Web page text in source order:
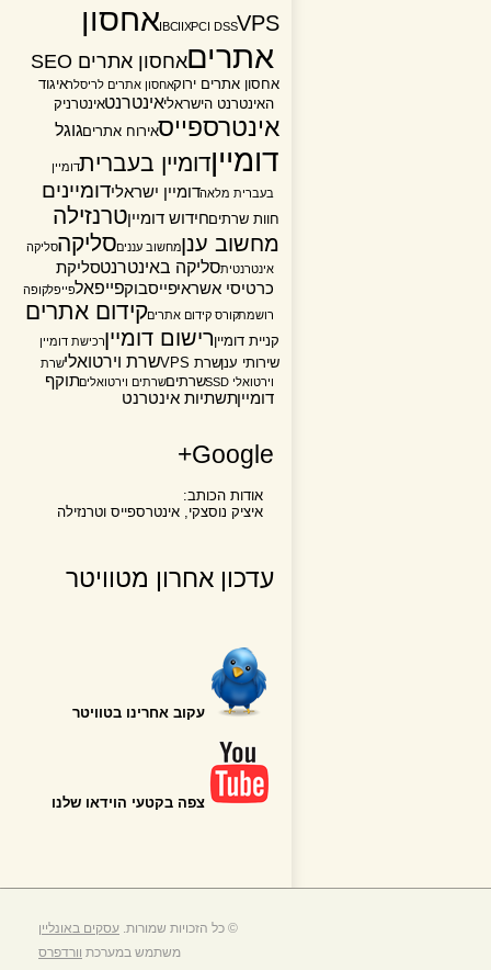
IBCIIXPCI DSSVPS
אחסון
אתריםאחסון אתרים SEO
אחסון אתרים ירוק אחסון אתרים לריסלראיגוד
האינטרנט הישראליאינטרנטאינטרניק
אינטרספייס אירוח אתריםגוגל
דומייןדומיין בעבריתדומיין
בעברית מלאהדומיין ישראלידומיינים
חוות שרתיםחידוש דומייןטרנזילה
מחשוב ענןמחשוב ענניםסליקהסליקה
אינטרנטיתסליקה באינטרנטסליקת
כרטיסי אשראיפייסבוקפייפאלפייפלקופה
רושמתקורס קידום אתריםקידום אתרים
קניית דומייןרישום דומייןרכישת דומיין
שירותי ענןשרת VPS שרת וירטואלישרת
וירטואלי SSD
שרתיםשרתים וירטואליםתוקף
דומייןתשתיות אינטרנט
Google+
אודות הכותב:
איציק נוסצקי, אינטרספייס וטרנזילה
עדכון אחרון מטוויטר
עקוב אחרינו בטוויטר
צפה בקטעי הוידאו שלנו
© כל הזכויות שמורות.עסקים באונליין
משתמש במערכתוורדפרס